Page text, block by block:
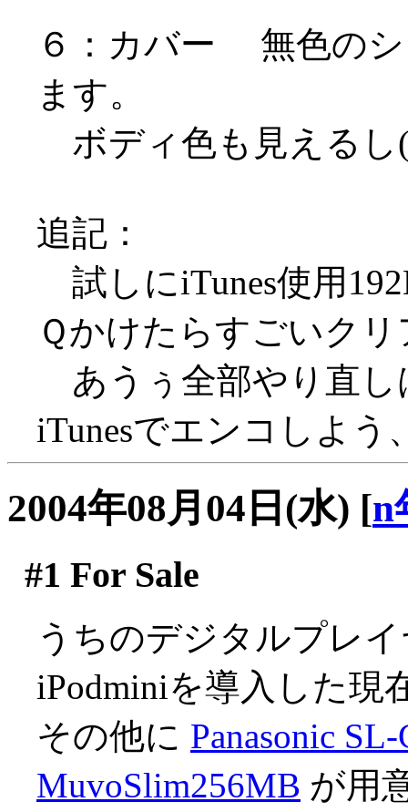
６：カバー 無色のシ
ます。
ボディ色も見えるし
追記：
試しにiTunes使用
Ｑかけたらすごいク
あうぅ全部やり直し
iTunesでエンコしよう
2004年08月04日(水) [n
#1 For Sale
うちのデジタルプレ
iPodminiを導入した現
その他に Panasonic
MuvoSlim256MB が用